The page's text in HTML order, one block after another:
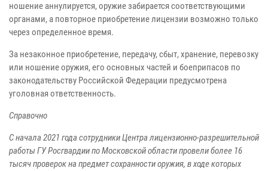
ношение аннулируется, оружие забирается соответствующими
органами, а повторное приобретение лицензии возможно только
через определенное время.
За незаконное приобретение, передачу, сбыт, хранение, перевозку
или ношение оружия, его основных частей и боеприпасов по
законодательству Российской Федерации предусмотрена
уголовная ответственность.
Справочно
С начала 2021 года сотрудники Центра лицензионно-разрешительной
работы ГУ Росгвардии по Московской области провели более 16
тысяч проверок на предмет сохранности оружия, в ходе которых